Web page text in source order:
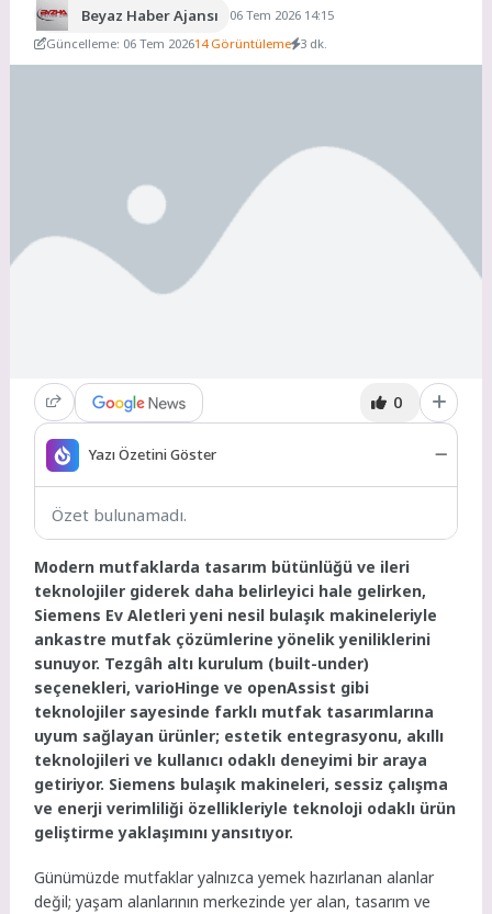
Beyaz Haber Ajansı
06 Tem 2026 14:15
Güncelleme: 06 Tem 202614 Görüntüleme 3 dk.
0
Yazı Özetini Göster
Özet bulunamadı.
Modern mutfaklarda tasarım bütünlüğü ve ileri
teknolojiler giderek daha belirleyici hale gelirken,
Siemens Ev Aletleri yeni nesil bulaşık makineleriyle
ankastre mutfak çözümlerine yönelik yeniliklerini
sunuyor. Tezgâh altı kurulum (built-under)
seçenekleri, varioHinge ve openAssist gibi
teknolojiler sayesinde farklı mutfak tasarımlarına
uyum sağlayan ürünler; estetik entegrasyonu, akıllı
teknolojileri ve kullanıcı odaklı deneyimi bir araya
getiriyor. Siemens bulaşık makineleri, sessiz çalışma
ve enerji verimliliği özellikleriyle teknoloji odaklı ürün
geliştirme yaklaşımını yansıtıyor.
Günümüzde mutfaklar yalnızca yemek hazırlanan alanlar
değil; yaşam alanlarının merkezinde yer alan, tasarım ve